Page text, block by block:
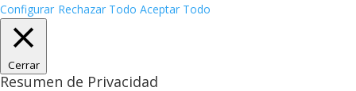
Configurar Rechazar Todo Aceptar Todo
Cerrar
Resumen de Privacidad